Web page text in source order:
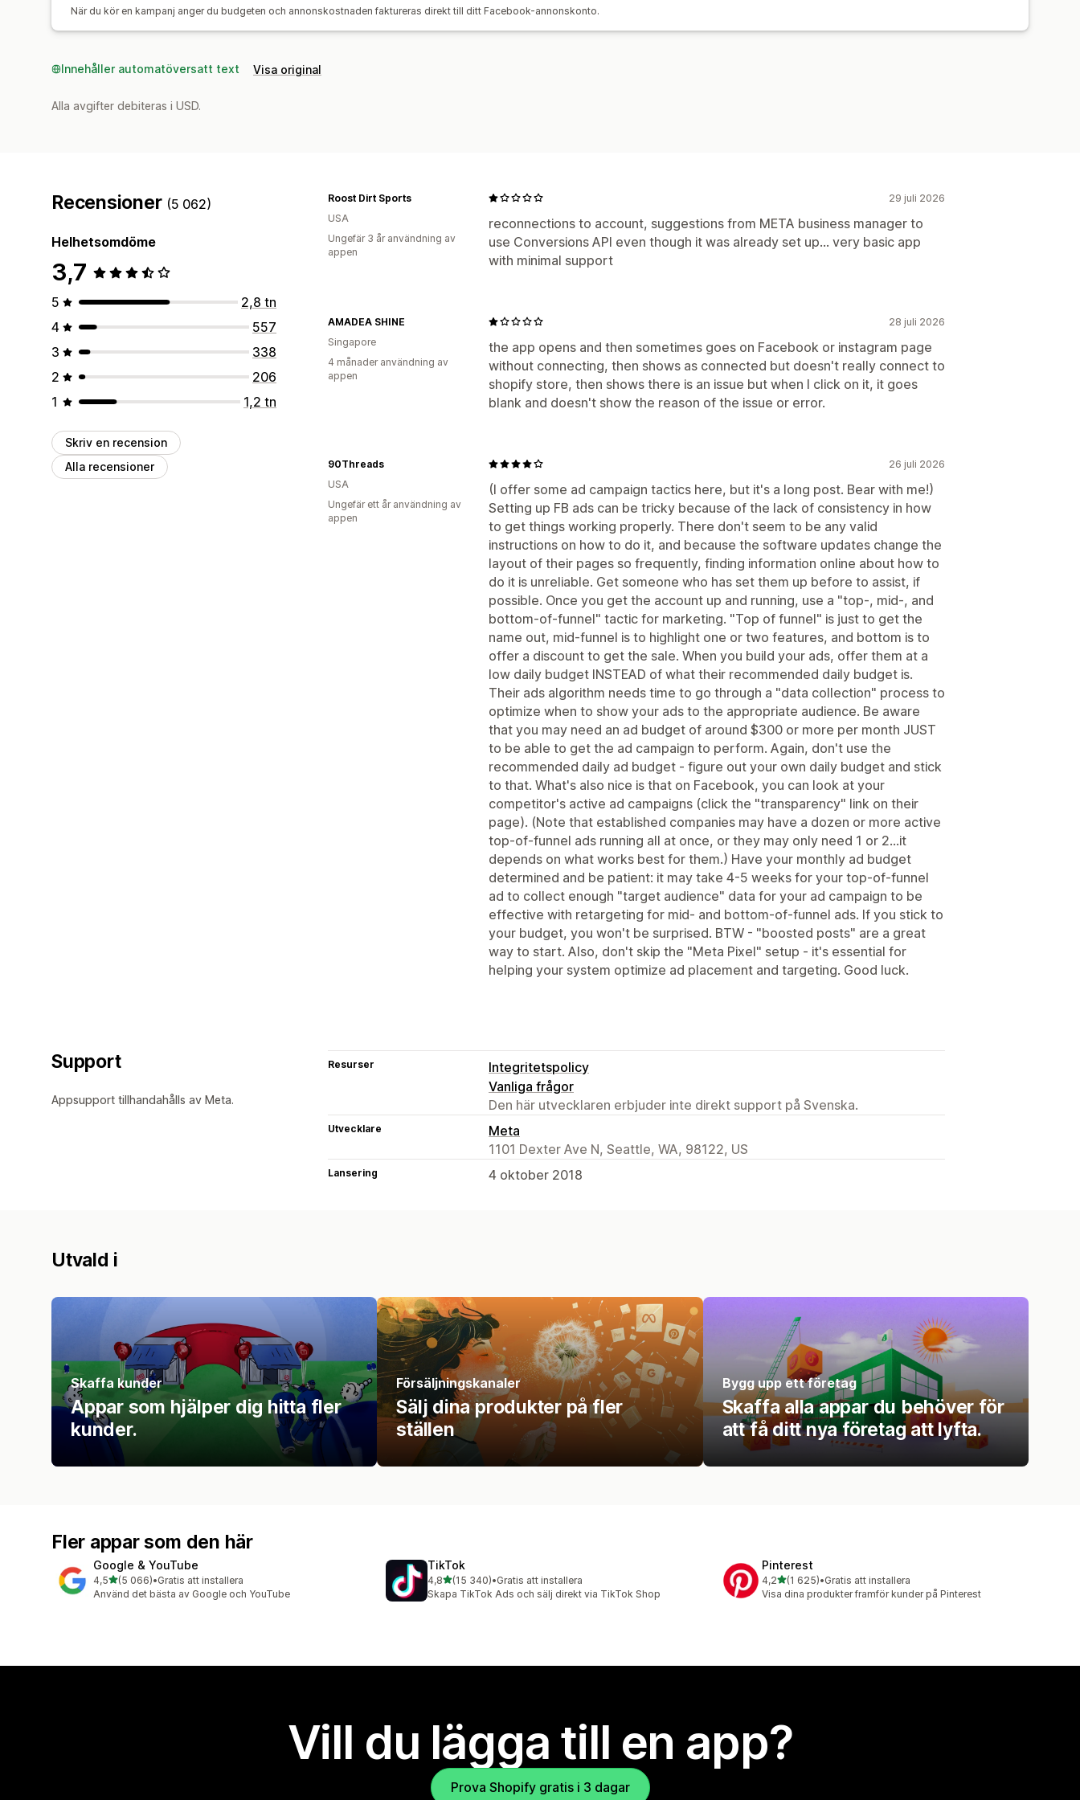
När du kör en kampanj anger du budgeten och annonskostnaden faktureras direkt till ditt Facebook-annonskonto.
Innehåller automatöversatt text Visa original
Alla avgifter debiteras i USD.
Recensioner (5 062)
Helhetsomdöme
3,7
5
2,8 tn
4
557
3
338
2
206
1
1,2 tn
Skriv en recension
Alla recensioner
29 juli 2026
reconnections to account, suggestions from META business manager to
use Conversions API even though it was already set up... very basic app
with minimal support
Roost Dirt Sports
USA
Ungefär 3 år användning av
appen
28 juli 2026
the app opens and then sometimes goes on Facebook or instagram page
without connecting, then shows as connected but doesn't really connect to
shopify store, then shows there is an issue but when I click on it, it goes
blank and doesn't show the reason of the issue or error.
AMADEA SHINE
Singapore
4 månader användning av
appen
26 juli 2026
(I offer some ad campaign tactics here, but it's a long post. Bear with me!)
Setting up FB ads can be tricky because of the lack of consistency in how
to get things working properly. There don't seem to be any valid
instructions on how to do it, and because the software updates change the
layout of their pages so frequently, finding information online about how to
do it is unreliable. Get someone who has set them up before to assist, if
possible. Once you get the account up and running, use a "top-, mid-, and
bottom-of-funnel" tactic for marketing. "Top of funnel" is just to get the
name out, mid-funnel is to highlight one or two features, and bottom is to
offer a discount to get the sale. When you build your ads, offer them at a
low daily budget INSTEAD of what their recommended daily budget is.
Their ads algorithm needs time to go through a "data collection" process to
optimize when to show your ads to the appropriate audience. Be aware
that you may need an ad budget of around $300 or more per month JUST
to be able to get the ad campaign to perform. Again, don't use the
recommended daily ad budget - figure out your own daily budget and stick
to that. What's also nice is that on Facebook, you can look at your
competitor's active ad campaigns (click the "transparency" link on their
page). (Note that established companies may have a dozen or more active
top-of-funnel ads running all at once, or they may only need 1 or 2...it
depends on what works best for them.) Have your monthly ad budget
determined and be patient: it may take 4-5 weeks for your top-of-funnel
ad to collect enough "target audience" data for your ad campaign to be
effective with retargeting for mid- and bottom-of-funnel ads. If you stick to
your budget, you won't be surprised. BTW - "boosted posts" are a great
way to start. Also, don't skip the "Meta Pixel" setup - it's essential for
helping your system optimize ad placement and targeting. Good luck.
90Threads
USA
Ungefär ett år användning av
appen
Support
Appsupport tillhandahålls av Meta.
Resurser
Integritetspolicy
Vanliga frågor
Den här utvecklaren erbjuder inte direkt support på Svenska.
Utvecklare
Meta
1101 Dexter Ave N, Seattle, WA, 98122, US
Lansering 4 oktober 2018
Utvald i
Skaffa kunder
Appar som hjälper dig hitta fler
kunder.
Försäljningskanaler
Sälj dina produkter på fler
ställen
Bygg upp ett företag
Skaffa alla appar du behöver för
att få ditt nya företag att lyfta.
Fler appar som den här
Google & YouTube
4,5av 5 stjärnor
(5 066)
5066 recensioner totalt
•Gratis att installera
Använd det bästa av Google och YouTube
TikTok
4,8av 5 stjärnor
(15 340)
15340 recensioner totalt
•Gratis att installera
Skapa TikTok Ads och sälj direkt via TikTok Shop
Pinterest
4,2av 5 stjärnor
(1 625)
1625 recensioner totalt
•Gratis att installera
Visa dina produkter framför kunder på Pinterest
Vill du lägga till en app?
Prova Shopify gratis i 3 dagar